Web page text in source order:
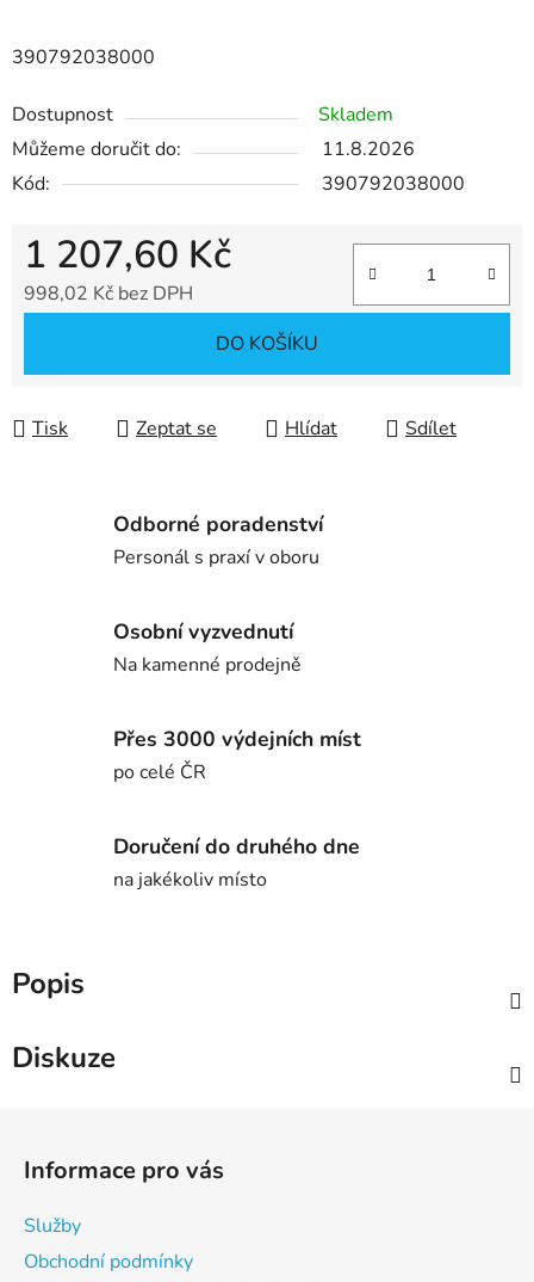
390792038000
Dostupnost
Skladem
Můžeme doručit do:
11.8.2026
Kód:
390792038000
1 207,60 Kč
998,02 Kč bez DPH
DO KOŠÍKU
Tisk Zeptat se Hlídat Sdílet
Odborné poradenství
Personál s praxí v oboru
Osobní vyzvednutí
Na kamenné prodejně
Přes 3000 výdejních míst
po celé ČR
Doručení do druhého dne
na jakékoliv místo
Popis
Diskuze
Informace pro vás
Služby
Obchodní podmínky